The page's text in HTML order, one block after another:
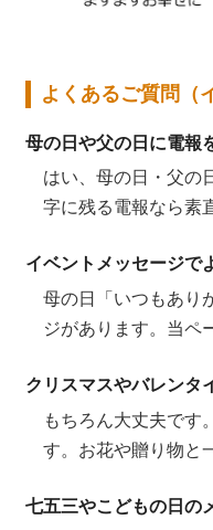
よくあるご質問（
母の日や父の日に電報
はい、母の日・父の
字に残る電報なら素
イベントメッセージで
母の日「いつもあり
ジがあります。当ペ
クリスマスやバレンタ
もちろん大丈夫です
す。お花や贈り物と
七五三やこどもの日の